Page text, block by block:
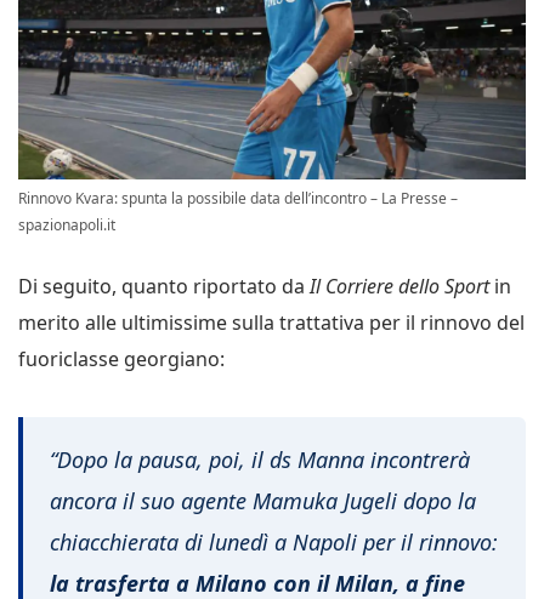
Rinnovo Kvara: spunta la possibile data dell’incontro – La Presse –
spazionapoli.it
Di seguito, quanto riportato daIl Corriere dello Sportin
merito alle ultimissime sulla trattativa per il rinnovo del
fuoriclasse georgiano:
“Dopo la pausa, poi, il ds Manna incontrerà
ancora il suo agente Mamuka Jugeli dopo la
chiacchierata di lunedì a Napoli per il rinnovo:
la trasferta a Milano con il Milan, a fine